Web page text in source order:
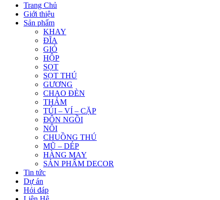
Trang Chủ
Giới thiệu
Sản phẩm
KHAY
ĐĨA
GIỎ
HỘP
SỌT
SỌT THÚ
GƯƠNG
CHAO ĐÈN
THẢM
TÚI – VÍ – CẶP
ĐÔN NGỒI
NÔI
CHUỒNG THÚ
MŨ – DÉP
HÀNG MAY
SẢN PHẨM DECOR
Tin tức
Dự án
Hỏi đáp